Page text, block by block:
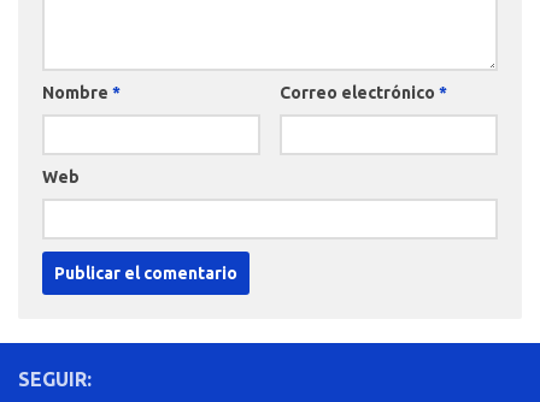
Nombre * Correo electrónico *
Web
SEGUIR: